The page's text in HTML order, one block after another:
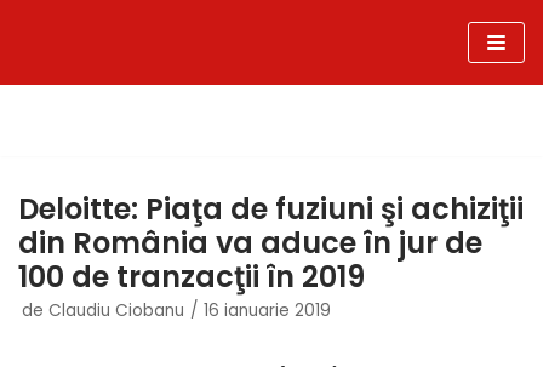
Deloitte: Piaţa de fuziuni şi achiziţii
din România va aduce în jur de
100 de tranzacţii în 2019
de Claudiu Ciobanu 16 ianuarie 2019